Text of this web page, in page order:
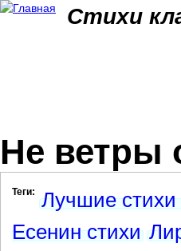
Стихи
Не ветры
Теги: Лучшие стихи
Есенин стихи